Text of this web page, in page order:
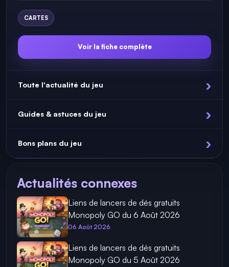
CARTES
Voir la fiche complète
Toute l'actualité du jeu
Guides & astuces du jeu
Bons plans du jeu
Actualités connexes
Liens de lancers de dés gratuits
Monopoly GO du 6 Août 2026
06 Août 2026
Liens de lancers de dés gratuits
Monopoly GO du 5 Août 2026